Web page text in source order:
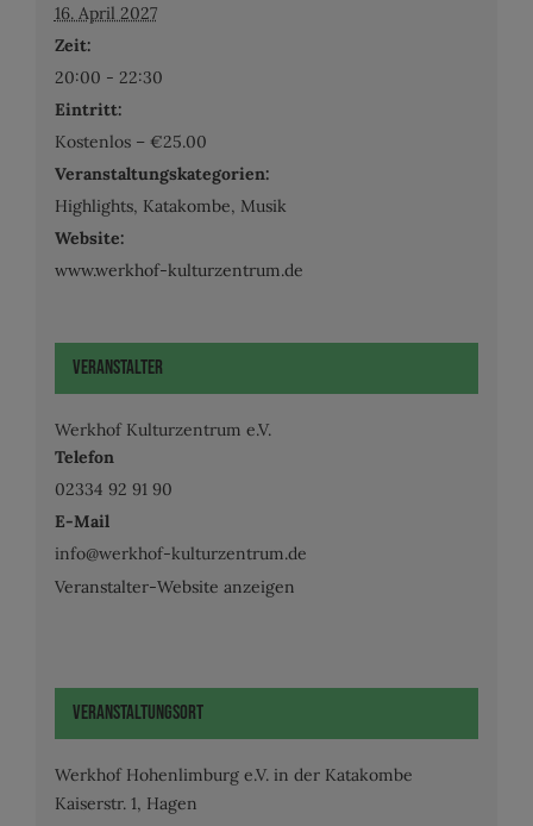
16. April 2027
Zeit:
20:00 - 22:30
Eintritt:
Kostenlos – €25.00
Veranstaltungskategorien:
Highlights, Katakombe, Musik
Website:
www.werkhof-kulturzentrum.de
Veranstalter
Werkhof Kulturzentrum e.V.
Telefon
02334 92 91 90
E-Mail
info@werkhof-kulturzentrum.de
Veranstalter-Website anzeigen
Veranstaltungsort
Werkhof Hohenlimburg e.V. in der Katakombe
Kaiserstr. 1, Hagen